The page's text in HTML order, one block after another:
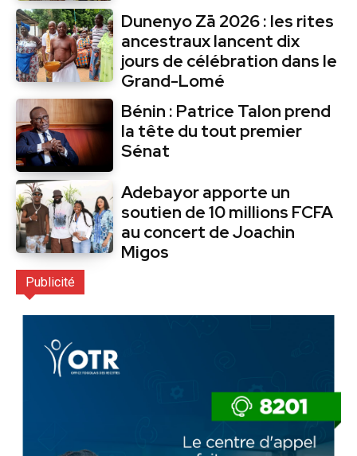
Dunenyo Zā 2026 : les rites
ancestraux lancent dix
jours de célébration dans le
Grand-Lomé
Bénin : Patrice Talon prend
la tête du tout premier
Sénat
Adebayor apporte un
soutien de 10 millions FCFA
au concert de Joachin
Migos
Publicité